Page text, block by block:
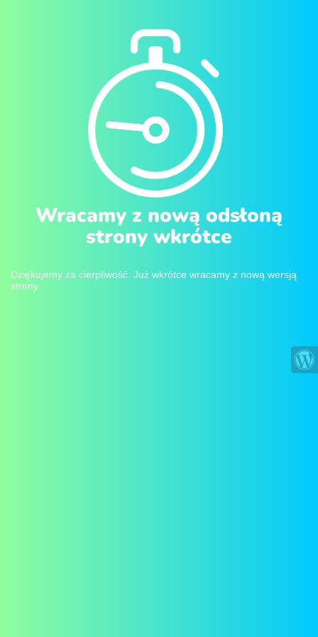
Wracamy z nową odsłoną
strony wkrótce
Dziękujemy za cierpliwość. Już wkrótce wracamy z nową wersją
strony